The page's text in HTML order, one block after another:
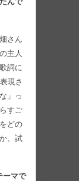
さん
主人
詞に
現さ
」っ
すご
どの
、試
ーマで